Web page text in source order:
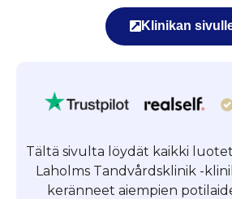
Klinikan
Tältä sivulta löydät kaikki
Laholms Tandvårdsklinik -
keränneet aiempien